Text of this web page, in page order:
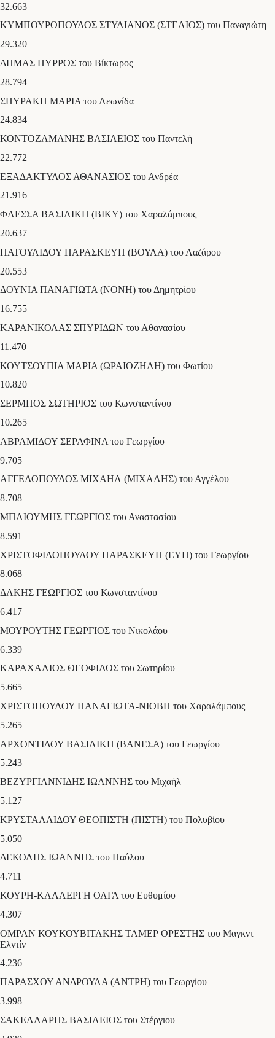
32.663
ΚΥΜΠΟΥΡΟΠΟΥΛΟΣ ΣΤΥΛΙΑΝΟΣ (ΣΤΕΛΙΟΣ) του Παναγιώτη
29.320
ΔΗΜΑΣ ΠΥΡΡΟΣ του Βίκτωρος
28.794
ΣΠΥΡΑΚΗ ΜΑΡΙΑ του Λεωνίδα
24.834
ΚΟΝΤΟΖΑΜΑΝΗΣ ΒΑΣΙΛΕΙΟΣ του Παντελή
22.772
ΕΞΑΔΑΚΤΥΛΟΣ ΑΘΑΝΑΣΙΟΣ του Ανδρέα
21.916
ΦΛΕΣΣΑ ΒΑΣΙΛΙΚΗ (ΒΙΚΥ) του Χαραλάμπους
20.637
ΠΑΤΟΥΛΙΔΟΥ ΠΑΡΑΣΚΕΥΗ (ΒΟΥΛΑ) του Λαζάρου
20.553
ΔΟΥΝΙΑ ΠΑΝΑΓΙΩΤΑ (ΝΟΝΗ) του Δημητρίου
16.755
ΚΑΡΑΝΙΚΟΛΑΣ ΣΠΥΡΙΔΩΝ του Αθανασίου
11.470
ΚΟΥΤΣΟΥΠΙΑ ΜΑΡΙΑ (ΩΡΑΙΟΖΗΛΗ) του Φωτίου
10.820
ΣΕΡΜΠΟΣ ΣΩΤΗΡΙΟΣ του Κωνσταντίνου
10.265
ΑΒΡΑΜΙΔΟΥ ΣΕΡΑΦΙΝΑ του Γεωργίου
9.705
ΑΓΓΕΛΟΠΟΥΛΟΣ ΜΙΧΑΗΛ (ΜΙΧΑΛΗΣ) του Αγγέλου
8.708
ΜΠΛΙΟΥΜΗΣ ΓΕΩΡΓΙΟΣ του Αναστασίου
8.591
ΧΡΙΣΤΟΦΙΛΟΠΟΥΛΟΥ ΠΑΡΑΣΚΕΥΗ (ΕΥΗ) του Γεωργίου
8.068
ΔΑΚΗΣ ΓΕΩΡΓΙΟΣ του Κωνσταντίνου
6.417
ΜΟΥΡΟΥΤΗΣ ΓΕΩΡΓΙΟΣ του Νικολάου
6.339
ΚΑΡΑΧΑΛΙΟΣ ΘΕΟΦΙΛΟΣ του Σωτηρίου
5.665
ΧΡΙΣΤΟΠΟΥΛΟΥ ΠΑΝΑΓΙΩΤΑ-ΝΙΟΒΗ του Χαραλάμπους
5.265
ΑΡΧΟΝΤΙΔΟΥ ΒΑΣΙΛΙΚΗ (ΒΑΝΕΣΑ) του Γεωργίου
5.243
ΒΕΖΥΡΓΙΑΝΝΙΔΗΣ ΙΩΑΝΝΗΣ του Μιχαήλ
5.127
ΚΡΥΣΤΑΛΛΙΔΟΥ ΘΕΟΠΙΣΤΗ (ΠΙΣΤΗ) του Πολυβίου
5.050
ΔΕΚΟΛΗΣ ΙΩΑΝΝΗΣ του Παύλου
4.711
ΚΟΥΡΗ-ΚΑΛΛΕΡΓΗ ΟΛΓΑ του Ευθυμίου
4.307
ΟΜΡΑΝ ΚΟΥΚΟΥΒΙΤΑΚΗΣ ΤΑΜΕΡ ΟΡΕΣΤΗΣ του Μαγκντ
Ελντίν
4.236
ΠΑΡΑΣΧΟΥ ΑΝΔΡΟΥΛΑ (ΑΝΤΡΗ) του Γεωργίου
3.998
ΣΑΚΕΛΛΑΡΗΣ ΒΑΣΙΛΕΙΟΣ του Στέργιου